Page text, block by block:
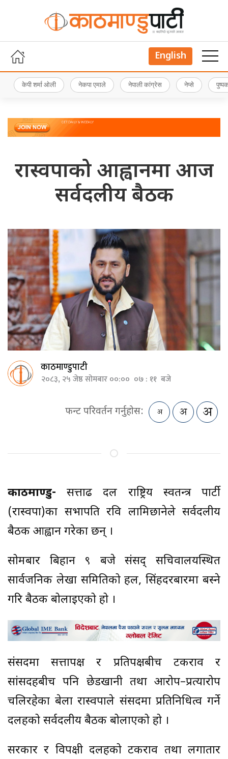
English
केपी शर्मा ओली नेकपा एमाले नेपाली कांग्रेस नेप्से
रास्वपाको आह्वानमा आज
सर्वदलीय बैठक
काठमाण्डुपाटी
२०८३, २५ जेष्ठ सोमबार ००:०० ०७ : ११ बजे
फन्ट परिवर्तन गर्नुहोस:
काठमाण्डु-सत्तारूढ दल राष्ट्रिय स्वतन्त्र पार्टी
(रास्वपा)का सभापति रवि लामिछानेले सर्वदलीय
बैठक आह्वान गरेका छन् ।
सोमबार बिहान ९ बजे संसद् सचिवालयस्थित
सार्वजनिक लेखा समितिको हल, सिंहदरबारमा बस्ने
गरि बैठक बोलाइएको हो ।
संसदमा सत्तापक्ष र प्रतिपक्षबीच टकराव र
सांसदहरूबीच पनि छेडखानी तथा आरोप–प्रत्यारोप
चलिरहेका बेला रास्वपाले संसदमा प्रतिनिधित्व गर्ने
दलहरूको सर्वदलीय बैठक बोलाएको हो ।
सरकार र विपक्षी दलहरूको टकराव तथा लगातार